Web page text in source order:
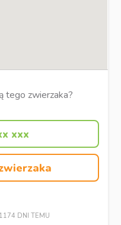
tego zwierzaka?
xxx
DNI TEMU